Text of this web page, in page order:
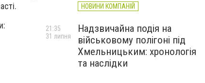
НОВИНИ КОМПАНІЙ
Надзвичайна подія на
військовому полігоні під
Хмельницьким: хронологія
та наслідки
21:35
31 липня